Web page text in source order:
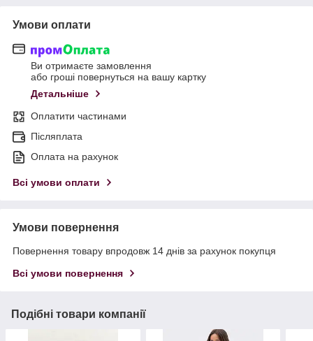
Умови оплати
Ви отримаєте замовлення
або гроші повернуться на вашу картку
Детальніше
Оплатити частинами
Післяплата
Оплата на рахунок
Всі умови оплати
Умови повернення
Повернення товару впродовж 14 днів за рахунок покупця
Всі умови повернення
Подібні товари компанії